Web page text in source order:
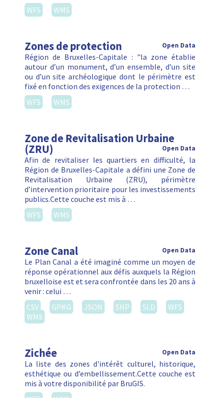
WFS
WMS
Zones de protection Open Data
Région de Bruxelles-Capitale : "la zone établie
autour d’un monument, d’un ensemble, d’un site
ou d’un site archéologique dont le périmètre est
fixé en fonction des exigences de la protection …
WFS
WMS
Zone de Revitalisation Urbaine
(ZRU) Open Data
Afin de revitaliser les quartiers en difficulté, la
Région de Bruxelles-Capitale a défini une Zone de
Revitalisation Urbaine (ZRU), périmètre
d’intervention prioritaire pour les investissements
publics.Cette couche est mis à …
WFS
WMS
Zone Canal Open Data
Le Plan Canal a été imaginé comme un moyen de
réponse opérationnel aux défis auxquels la Région
bruxelloise est et sera confrontée dans les 20 ans à
venir : celui …
CSV
GPKG JSON SHP SLD
WFS
WMS
Zichée Open Data
La liste des zones d'intérêt culturel, historique,
esthétique ou d’embellissement.Cette couche est
mis à votre disponibilité par BruGIS.